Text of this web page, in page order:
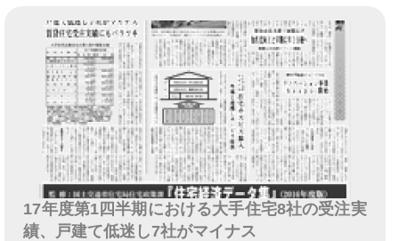
17年度第1四半期における大手住宅8社の受注実
績、戸建て低迷し7社がマイナス